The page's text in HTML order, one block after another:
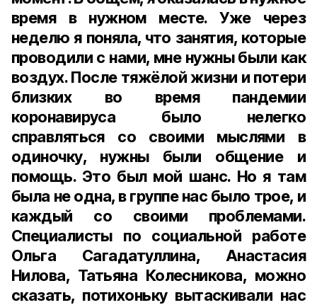
время в нужном месте. Уже через
неделю я поняла, что занятия, которые
проводили с нами, мне нужны были как
воздух. После тяжёлой жизни и потери
близких во время пандемии
коронавируса было нелегко
справляться со своими мыслями в
одиночку, нужны были общение и
помощь. Это был мой шанс. Но я там
была не одна, в группе нас было трое, и
каждый со своими проблемами.
Специалисты по социальной работе
Ольга Сагадатуллина, Анастасия
Нилова, Татьяна Колесникова, можно
сказать, потихоньку вытаскивали нас